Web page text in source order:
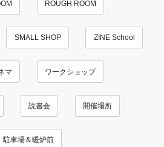
ROUGH ROOM
SMALL SHOP ZINE School
マ ワークショップ
読書会 開催場所
駐車場＆暖炉前